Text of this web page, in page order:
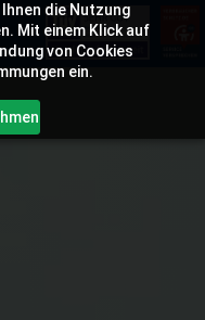
die Nutzung
Mit einem Klick auf
von Cookies
ein.